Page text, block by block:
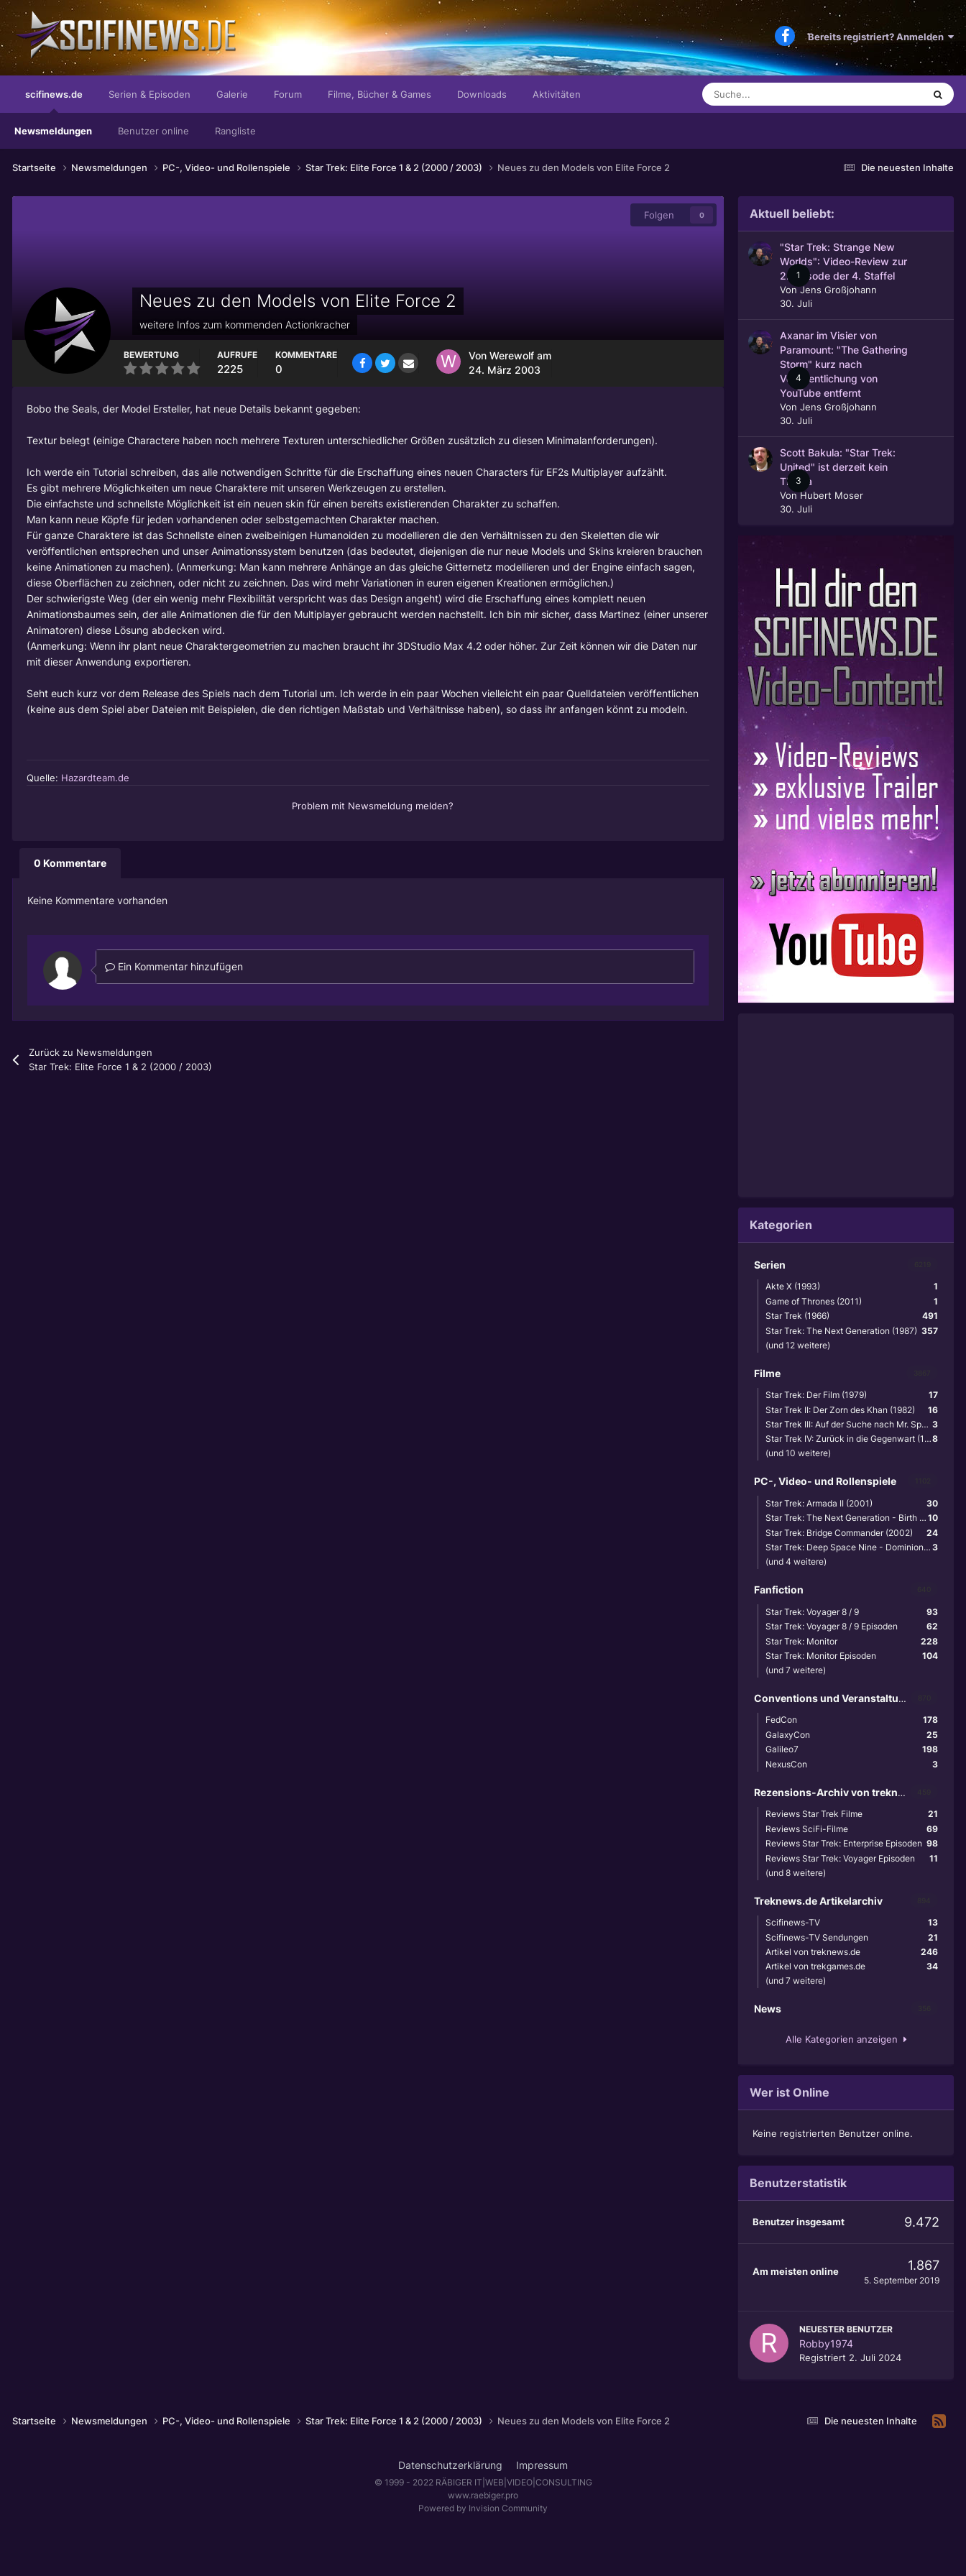
Bereits registriert? Anmelden
scifinews.de
Newsmeldungen Benutzer online Rangliste
Serien & Episoden Galerie Forum Filme, Bücher & Games Downloads Aktivitäten
Die neuesten Inhalte
Startseite Newsmeldungen PC-, Video- und Rollenspiele Star Trek: Elite Force 1 & 2 (2000 / 2003) Neues zu den Models von Elite Force 2
Folgen 0
Neues zu den Models von Elite Force 2
weitere Infos zum kommenden Actionkracher
BEWERTUNG AUFRUFE
2225
KOMMENTARE
0
Von Werewolf am
24. März 2003
Bobo the Seals, der Model Ersteller, hat neue Details bekannt gegeben:
Textur belegt (einige Charactere haben noch mehrere Texturen unterschiedlicher Größen zusätzlich zu diesen Minimalanforderungen).
Ich werde ein Tutorial schreiben, das alle notwendigen Schritte für die Erschaffung eines neuen Characters für EF2s Multiplayer aufzählt.
Es gibt mehrere Möglichkeiten um neue Charaktere mit unseren Werkzeugen zu erstellen.
Die einfachste und schnellste Möglichkeit ist ein neuen skin für einen bereits existierenden Charakter zu schaffen.
Man kann neue Köpfe für jeden vorhandenen oder selbstgemachten Charakter machen.
Für ganze Charaktere ist das Schnellste einen zweibeinigen Humanoiden zu modellieren die den Verhältnissen zu den Skeletten die wir
veröffentlichen entsprechen und unser Animationssystem benutzen (das bedeutet, diejenigen die nur neue Models und Skins kreieren brauchen
keine Animationen zu machen). (Anmerkung: Man kann mehrere Anhänge an das gleiche Gitternetz modellieren und der Engine einfach sagen,
diese Oberflächen zu zeichnen, oder nicht zu zeichnen. Das wird mehr Variationen in euren eigenen Kreationen ermöglichen.)
Der schwierigste Weg (der ein wenig mehr Flexibilität verspricht was das Design angeht) wird die Erschaffung eines komplett neuen
Animationsbaumes sein, der alle Animationen die für den Multiplayer gebraucht werden nachstellt. Ich bin mir sicher, dass Martinez (einer unserer
Animatoren) diese Lösung abdecken wird.
(Anmerkung: Wenn ihr plant neue Charaktergeometrien zu machen braucht ihr 3DStudio Max 4.2 oder höher. Zur Zeit können wir die Daten nur
mit dieser Anwendung exportieren.
Seht euch kurz vor dem Release des Spiels nach dem Tutorial um. Ich werde in ein paar Wochen vielleicht ein paar Quelldateien veröffentlichen
(keine aus dem Spiel aber Dateien mit Beispielen, die den richtigen Maßstab und Verhältnisse haben), so dass ihr anfangen könnt zu modeln.
Quelle: Hazardteam.de
Problem mit Newsmeldung melden?
0 Kommentare
Keine Kommentare vorhanden
Ein Kommentar hinzufügen
Zurück zu Newsmeldungen
Star Trek: Elite Force 1 & 2 (2000 / 2003)
Aktuell beliebt:
1
"Star Trek: Strange New
Worlds": Video-Review zur
2. Episode der 4. Staffel
VonJens Großjohann
30. Juli
4
Axanar im Visier von
Paramount: "The Gathering
Storm" kurz nach
Veröffentlichung von
YouTube entfernt
Von Jens Großjohann
30. Juli
3
Scott Bakula: "Star Trek:
United" ist derzeit kein
Thema
VonHubert Moser
30. Juli
Kategorien
Serien
1
Akte X (1993)
1
Game of Thrones (2011)
491
Star Trek (1966)
357
Star Trek: The Next Generation (1987)
(und 12 weitere)
Filme
17
Star Trek: Der Film (1979)
16
Star Trek II: Der Zorn des Khan (1982)
3
Star Trek III: Auf der Suche nach Mr. Spock (1984)
8
Star Trek IV: Zurück in die Gegenwart (1986)
(und 10 weitere)
PC-, Video- und Rollenspiele
30
Star Trek: Armada II (2001)
10
Star Trek: The Next Generation - Birth of the Federation (1999)
24
Star Trek: Bridge Commander (2002)
3
Star Trek: Deep Space Nine - Dominion Wars (2001)
(und 4 weitere)
Fanfiction
93
Star Trek: Voyager 8 / 9
62
Star Trek: Voyager 8 / 9 Episoden
228
Star Trek: Monitor
104
Star Trek: Monitor Episoden
(und 7 weitere)
Conventions und Veranstaltungen
178
FedCon
25
GalaxyCon
198
Galileo7
3
NexusCon
Rezensions-Archiv von treknews.de
21
Reviews Star Trek Filme
69
Reviews SciFi-Filme
98
Reviews Star Trek: Enterprise Episoden
11
Reviews Star Trek: Voyager Episoden
(und 8 weitere)
Treknews.de Artikelarchiv
13
Scifinews-TV
21
Scifinews-TV Sendungen
246
Artikel von treknews.de
34
Artikel von trekgames.de
(und 7 weitere)
News
Alle Kategorien anzeigen
Wer ist Online
Keine registrierten Benutzer online.
Benutzerstatistik
Benutzer insgesamt 9.472
Am meisten online 1.867
5. September 2019
NEUESTER BENUTZER
Robby1974
Registriert 2. Juli 2024
Die neuesten Inhalte
Startseite Newsmeldungen PC-, Video- und Rollenspiele Star Trek: Elite Force 1 & 2 (2000 / 2003) Neues zu den Models von Elite Force 2
Datenschutzerklärung Impressum
© 1999 - 2022 RÄBIGER IT|WEB|VIDEO|CONSULTING
www.raebiger.pro
Powered by Invision Community